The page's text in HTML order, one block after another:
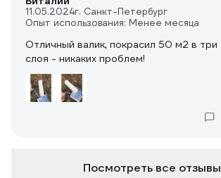
11.05.2024г. Санкт-Петербург
Опыт использования: Менее месяца
Отличный валик, покрасил 50 м2 в три
слоя - никаких проблем!
Посмотреть все отзывы